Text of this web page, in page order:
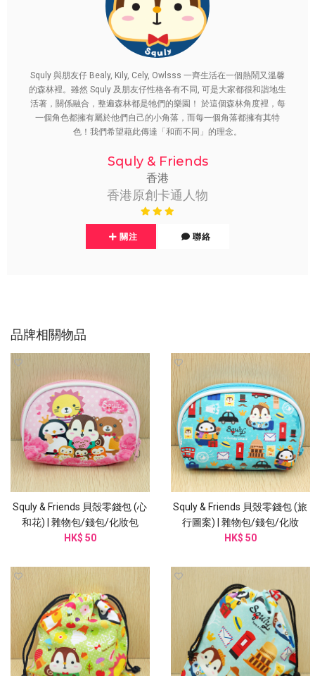
Squly 與朋友仔 Bealy, Kily, Cely, Owlsss 一齊生活在一個熱鬧又溫馨
的森林裡。雖然 Squly 及朋友仔性格各有不同, 可是大家都很和諧地生
活著，關係融合，整遍森林都是牠們的樂園！ 於這個森林角度裡，每
一個角色都擁有屬於他們自己的小角落，而每一個角落都擁有其特
色！我們希望藉此傳達「和而不同」的理念。
Squly & Friends
香港
香港原創卡通人物
關注 聯絡
品牌相關物品
Squly & Friends 貝殼零錢包 (心
和花) | 雜物包/錢包/化妝包
(I003SQB)
HK$ 50
Squly & Friends 貝殼零錢包 (旅
行圖案) | 雜物包/錢包/化妝
(I004SQB)
HK$ 50